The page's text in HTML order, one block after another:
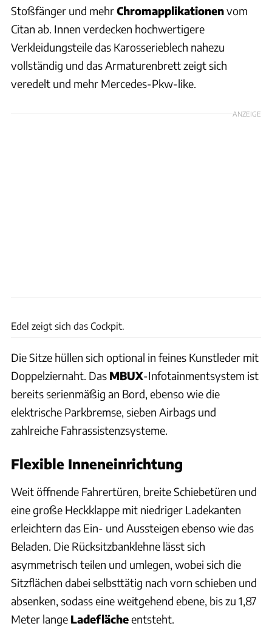
Stoßfänger und mehrChromapplikationenvom
Citan ab. Innen verdecken hochwertigere
Verkleidungsteile das Karosserieblech nahezu
vollständig und das Armaturenbrett zeigt sich
veredelt und mehr Mercedes-Pkw-like.
ANZEIGE
Edel zeigt sich das Cockpit.
Die Sitze hüllen sich optional in feines Kunstleder mit
Doppelziernaht. Das MBUX-Infotainmentsystem ist
bereits serienmäßig an Bord, ebenso wie die
elektrische Parkbremse, sieben Airbags und
zahlreiche Fahrassistenzsysteme.
Flexible Inneneinrichtung
Weit öffnende Fahrertüren, breite Schiebetüren und
eine große Heckklappe mit niedriger Ladekanten
erleichtern das Ein- und Aussteigen ebenso wie das
Beladen. Die Rücksitzbanklehne lässt sich
asymmetrisch teilen und umlegen, wobei sich die
Sitzflächen dabei selbsttätig nach vorn schieben und
absenken, sodass eine weitgehend ebene, bis zu 1,87
Meter lange Ladeflächeentsteht.